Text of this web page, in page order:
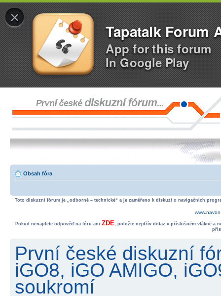
×
Tapatalk Forum
App for this forum
In Google Play
Obsah fóra
Toto diskuzní fórum je „odborně – technické“ a je zaměřeno k diskuzi o navigačních
Pokud nenajdete odpověď na fóru ani ZDE, položte nejdřív dotaz v příslušném vlákně a
První české diskuzní
iGO8, iGO AMIGO,
soukromí